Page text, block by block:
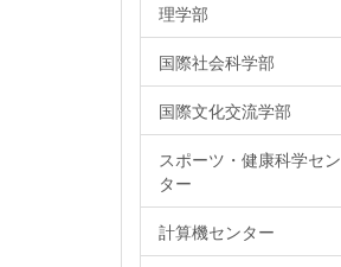
理学部
国際社会科学部
国際文化交流学部
スポーツ・健康科学セン
ター
計算機センター